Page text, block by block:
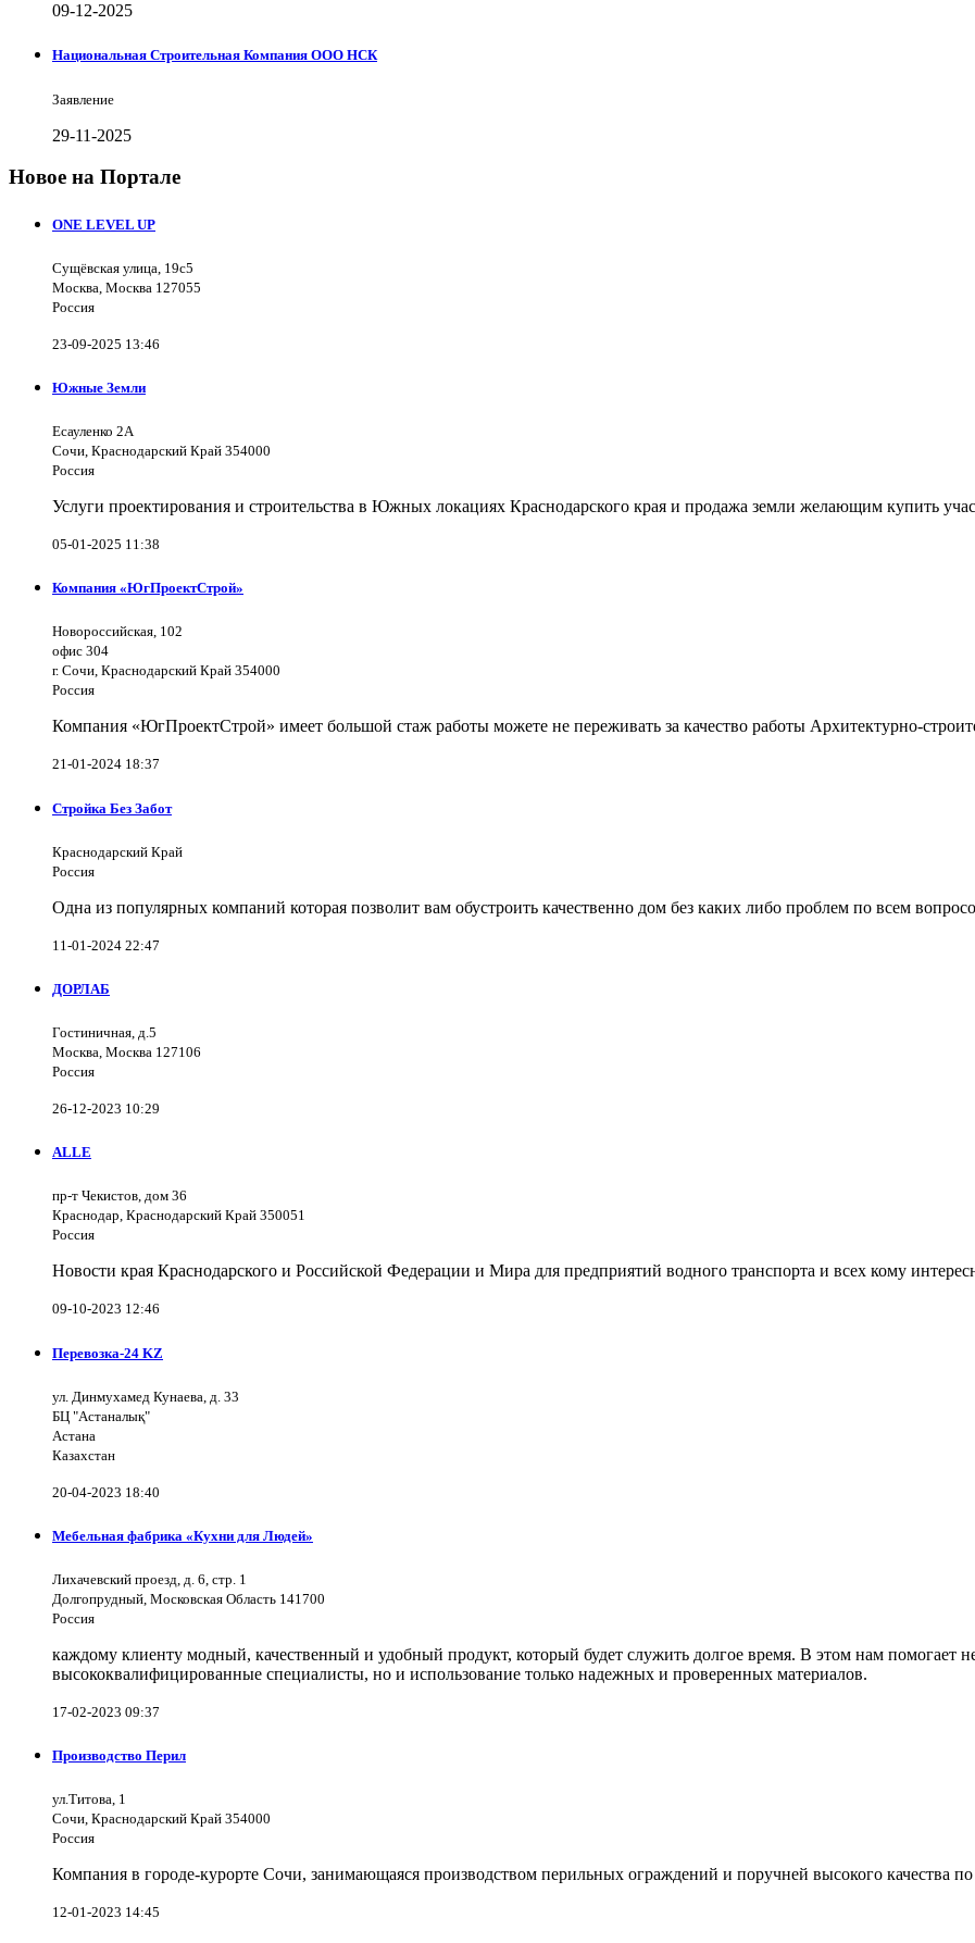
09-12-2025
Национальная Строительная Компания ООО НСК
Заявление
29-11-2025
Новое на Портале
ONE LEVEL UP
Сущёвская улица, 19с5
Москва, Москва 127055
Россия
23-09-2025 13:46
Южные Земли
Есауленко 2А
Сочи, Краснодарский Край 354000
Россия
Услуги проектирования и строительства в Южных локациях Краснодарского края и продажа земли желающим купить
05-01-2025 11:38
Компания «ЮгПроектСтрой»
Новороссийская, 102
офис 304
г. Сочи, Краснодарский Край 354000
Россия
Компания «ЮгПроектСтрой» имеет большой стаж работы можете не переживать за качество работы Архитектурно-
21-01-2024 18:37
Стройка Без Забот
Краснодарский Край
Россия
Одна из популярных компаний которая позволит вам обустроить качественно дом без каких либо проблем по всем
11-01-2024 22:47
ДОРЛАБ
Гостиничная, д.5
Москва, Москва 127106
Россия
26-12-2023 10:29
ALLE
пр-т Чекистов, дом 36
Краснодар, Краснодарский Край 350051
Россия
Новости края Краснодарского и Российской Федерации и Мира для предприятий водного транспорта и всех кому
09-10-2023 12:46
Перевозка-24 KZ
ул. Динмухамед Кунаева, д. 33
БЦ "Астаналық"
Астана
Казахстан
20-04-2023 18:40
Мебельная фабрика «Кухни для Людей»
Лихачевский проезд, д. 6, стр. 1
Долгопрудный, Московская Область 141700
Россия
каждому клиенту модный, качественный и удобный продукт, который будет служить долгое время. В этом нам помогает
высококвалифицированные специалисты, но и использование только надежных и проверенных материалов.
17-02-2023 09:37
Производство Перил
ул.Титова, 1
Сочи, Краснодарский Край 354000
Россия
Компания в городе-курорте Сочи, занимающаяся производством перильных ограждений и поручней высокого качества
12-01-2023 14:45